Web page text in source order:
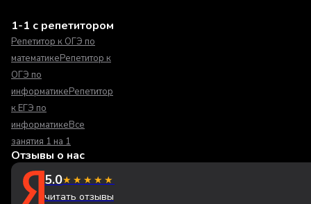
1-1 с репетитором
Репетитор к ОГЭ по
математикеРепетитор к
ОГЭ по
информатикеРепетитор
к ЕГЭ по
информатикеВсе
занятия 1 на 1
Отзывы о нас
5.0★★★★★
читать отзывы